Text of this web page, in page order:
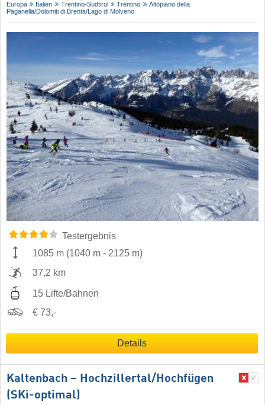
Europa Italien Trentino-Südtirol Trentino
Altopiano della
Paganella/​Dolomiti di Brenta/​Lago di Molveno
Testergebnis
1085 m (1040 m - 2125 m)
37,2 km
15 Lifte/Bahnen
€ 73,-
Details
Kaltenbach – Hochzillertal/​Hochfügen
(SKi-optimal)